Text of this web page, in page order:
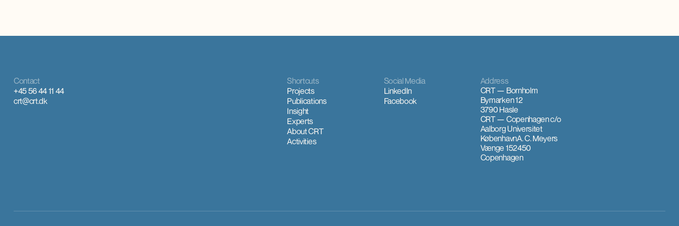
Contact
+45 56 44 11 44
crt@crt.dk
Shortcuts
Projects
Publications
Insight
Experts
About CRT
Activities
Social Media
LinkedIn
Facebook
Address
CRT — Bornholm
Bymarken 12
3790 Hasle
CRT — Copenhagenc/o
Aalborg Universitet
KøbenhavnA. C. Meyers
Vænge 152450
Copenhagen